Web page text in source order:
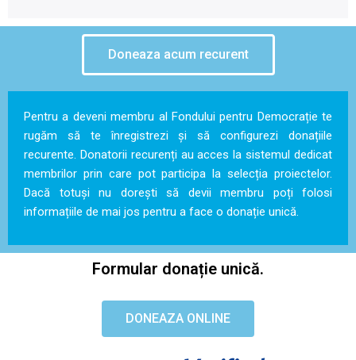
Doneaza acum recurent
Pentru a deveni membru al Fondului pentru Democrație te
rugăm să te înregistrezi și să configurezi donațiile
recurente. Donatorii recurenți au acces la sistemul dedicat
membrilor prin care pot participa la selecția proiectelor.
Dacă totuși nu dorești să devii membru poți folosi
informațiile de mai jos pentru a face o donație unică.
Formular donație unică.
DONEAZA ONLINE